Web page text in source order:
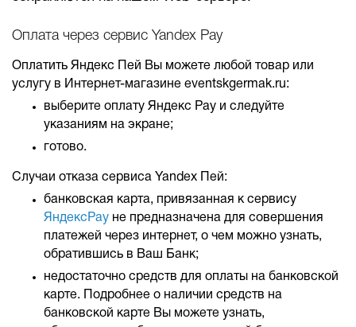
Оплата через сервис Yandex Pay
Оплатить Яндекс Пей Вы можете любой товар или
услугу в Интернет-магазине eventskgermak.ru:
выберите оплату Яндекс Pay и следуйте
указаниям на экране;
готово.
Случаи отказа сервиса Yandex Пей:
банковская карта, привязанная к сервису
ЯндексPay не предназначена для совершения
платежей через интернет, о чем можно узнать,
обратившись в Ваш Банк;
недостаточно средств для оплаты на банковской
карте. Подробнее о наличии средств на
банковской карте Вы можете узнать,